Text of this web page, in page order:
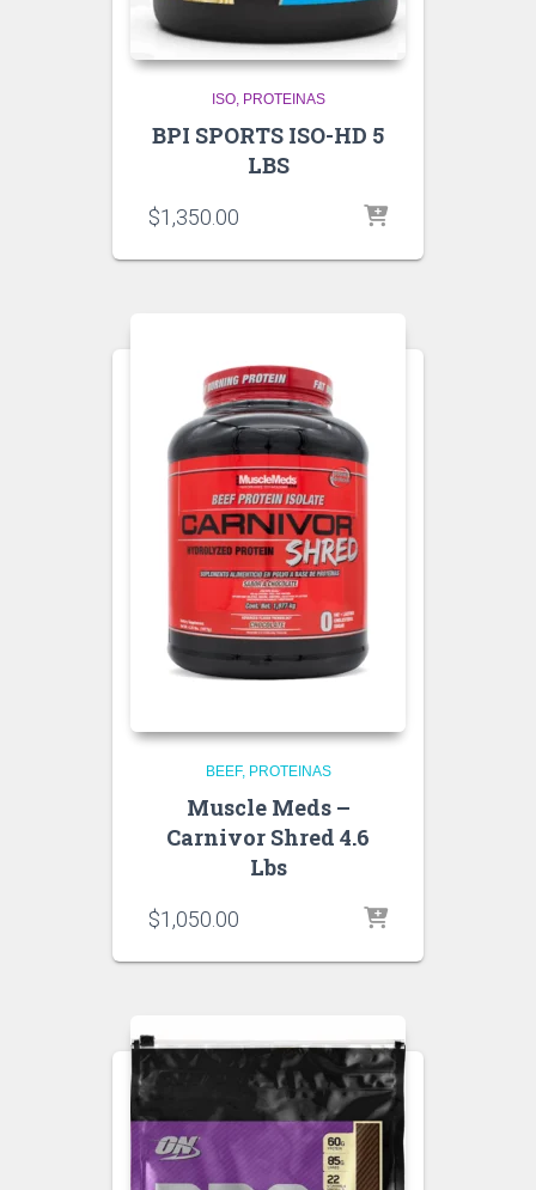
ISO PROTEINAS
BPI SPORTS ISO-HD 5
LBS
$1,350.00
BEEF PROTEINAS
Muscle Meds –
Carnivor Shred 4.6
Lbs
$1,050.00